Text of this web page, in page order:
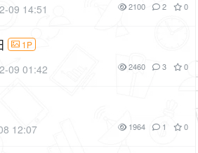
09 14:51 2100 2 0
1P
09 01:42 2460 3 0
12:07 1964 1 0